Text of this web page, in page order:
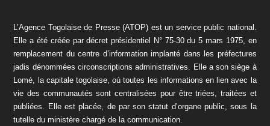
L’Agence Togolaise de Presse (ATOP) est un service public national.
Elle a été créée par décret présidentiel N° 75-30 du 5 mars 1975, en
remplacement du centre d’information implanté dans les préfectures
jadis dénommées circonscriptions administratives. Elle a son siège à
Lomé, la capitale togolaise, où toutes les informations en lien avec la
vie des communautés sont centralisées pour être triées, traitées et
publiées. Elle est placée, de par son statut d’organe public, sous la
tutelle du ministère chargé de la communication.